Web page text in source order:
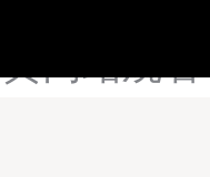
-黄色在